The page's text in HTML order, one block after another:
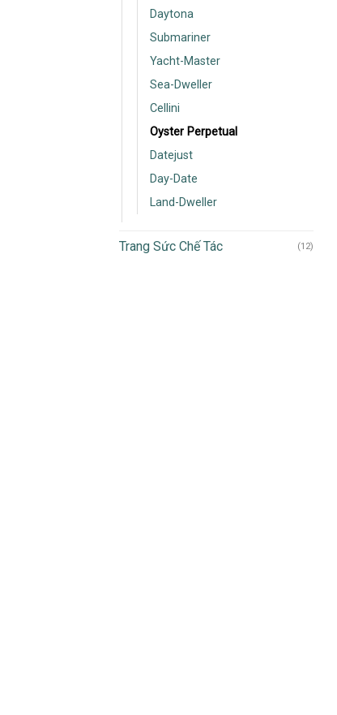
Daytona
Submariner
Yacht-Master
Sea-Dweller
Cellini
Oyster Perpetual
Datejust
Day-Date
Land-Dweller
Trang Sức Chế Tác (12)